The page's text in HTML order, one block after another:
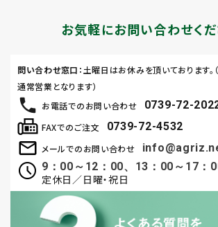
お気軽にお問い合わせくだ
お電話でのお問い合わせ 0739-72-
メールでのお問い合わせ
9：00～12：00、13：00～17：
定休日／日曜・祝日
FAXでのご注文 0739-72-4532
問い合わせ窓口 ：土曜日はお休みを頂いております。
通常営業となります）